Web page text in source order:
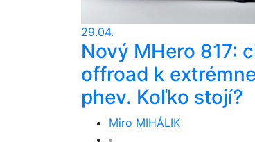
29.04.
Nový MHero 817:
offroad k
phev. Koľko stojí?
Miro MIHÁLIK